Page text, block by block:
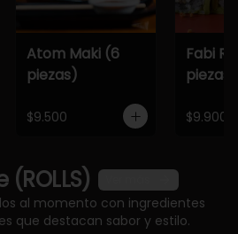
Atom Maki (6
piezas)
$9.500
Fabi
piezas)
$9.900
(ROLLS)
al momento con ingredientes
que destacan sabor y estilo.